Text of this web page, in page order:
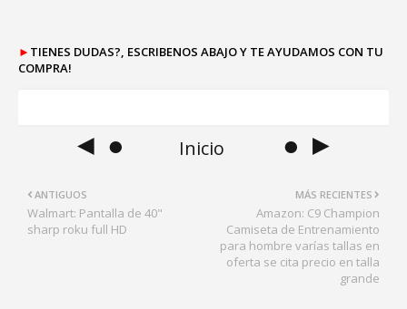
► TIENES DUDAS?, ESCRIBENOS ABAJO Y TE AYUDAMOS CON TU
COMPRA!
◄ ● Inicio ● ►
MÁS RECIENTES
Amazon: C9 Champion
Camiseta de Entrenamiento
para hombre varías tallas en
oferta se cita precio en talla
grande
ANTIGUOS
Walmart: Pantalla de 40"
sharp roku full HD